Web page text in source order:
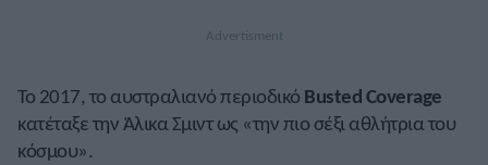
Το 2017, το αυστραλιανό περιοδικό Busted Coverage
κατέταξε την Άλικα Σμιντ ως «την πιο σέξι αθλήτρια του
κόσμου».